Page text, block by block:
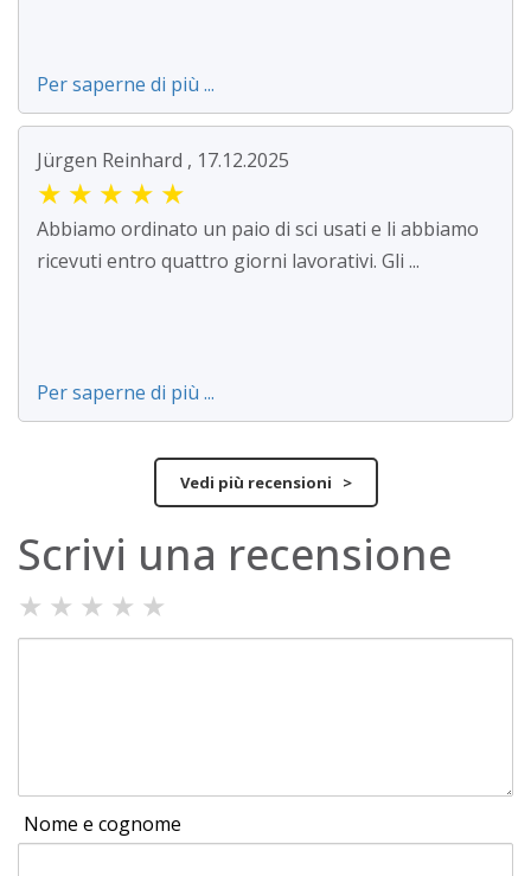
Per saperne di più ...
Jürgen Reinhard , 17.12.2025
★ ★ ★ ★ ★
Abbiamo ordinato un paio di sci usati e li abbiamo
ricevuti entro quattro giorni lavorativi. Gli ...
Per saperne di più ...
Vedi più recensioni >
Scrivi una recensione
★ ★ ★ ★ ★
Nome e cognome